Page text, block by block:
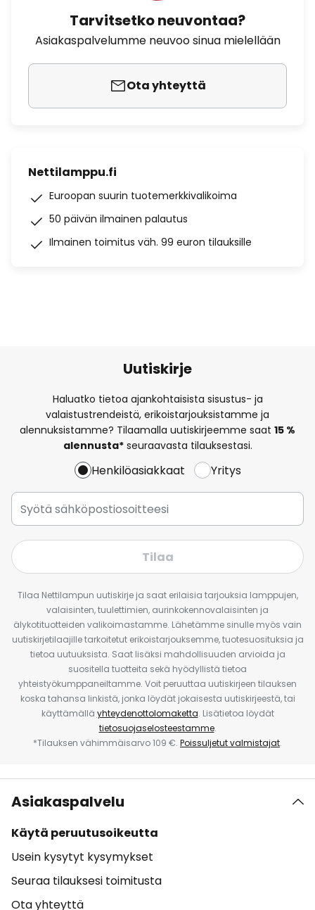
Tarvitsetko neuvontaa?
Asiakaspalvelumme neuvoo sinua mielellään
Ota yhteyttä
Nettilamppu.fi
Euroopan suurin tuotemerkkivalikoima
50 päivän ilmainen palautus
Ilmainen toimitus väh. 99 euron tilauksille
Uutiskirje
Haluatko tietoa ajankohtaisista sisustus- ja
valaistustrendeistä, erikoistarjouksistamme ja
alennuksistamme? Tilaamalla uutiskirjeemme saat 15 %
alennusta*seuraavasta tilauksestasi.
Henkilöasiakkaat Yritys
Tilaa
Tilaa Nettilampun uutiskirje ja saat erilaisia tarjouksia lamppujen,
valaisinten, tuulettimien, aurinkokennovalaisinten ja
älykotituotteiden valikoimastamme. Lähetämme sinulle myös vain
uutiskirjetilaajille tarkoitetut erikoistarjouksemme, tuotesuosituksia ja
tietoa uutuuksista. Saat lisäksi mahdollisuuden arvioida ja
suositella tuotteita sekä hyödyllistä tietoa
yhteistyökumppaneiltamme. Voit peruuttaa uutiskirjeen tilauksen
koska tahansa linkistä, jonka löydät jokaisesta uutiskirjeestä, tai
käyttämällä yhteydenottolomaketta. Lisätietoa löydät
tietosuojaselosteestamme.
*Tilauksen vähimmäisarvo 109 €. Poissuljetut valmistajat.
Asiakaspalvelu
Käytä peruutusoikeutta
Usein kysytyt kysymykset
Seuraa tilauksesi toimitusta
Ota yhteyttä